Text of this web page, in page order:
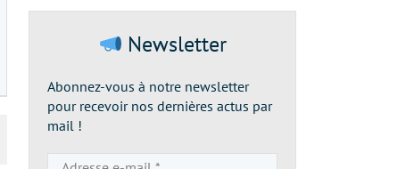
Newsletter
Abonnez-vous à notre newsletter
pour recevoir nos dernières actus par
mail !